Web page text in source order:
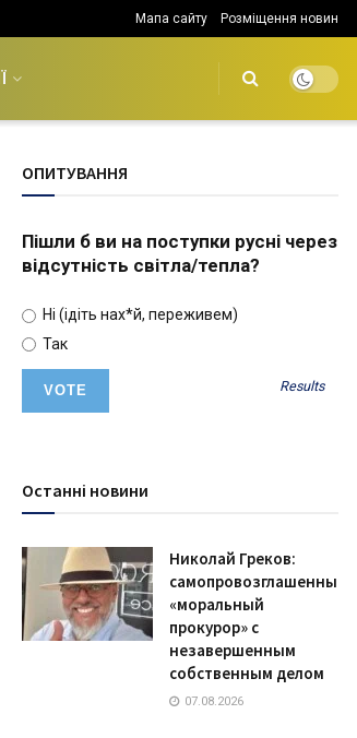
Мапа сайту Розміщення новин
ОПИТУВАННЯ
Пішли б ви на поступки русні через
відсутність світла/тепла?
Ні (ідіть нах*й, переживем)
Так
Results
Останні новини
Николай Греков:
самопровозглашенный
«моральный
прокурор» с
незавершенным
собственным делом
07.08.2026